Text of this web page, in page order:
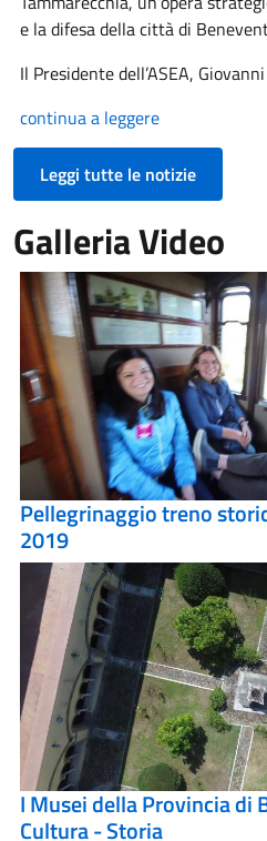
e la difesa della città di
Il Presidente dell’ASEA,
continua a leggere
Leggi tutte le notizie
Galleria Video
Pellegrinaggio treno
2019
I Musei della Provincia di
Cultura - Storia